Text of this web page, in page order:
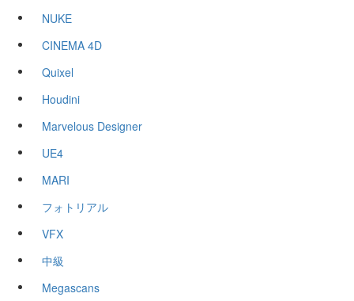
NUKE
CINEMA 4D
Quixel
Houdini
Marvelous Designer
UE4
MARI
フォトリアル
VFX
中級
Megascans